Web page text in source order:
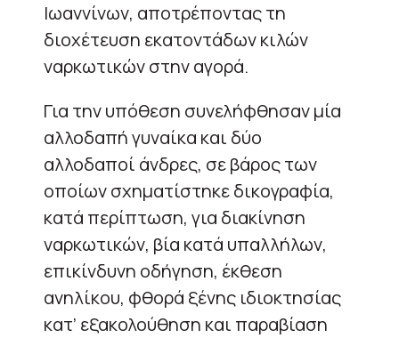
Ιωαννίνων, αποτρέποντας τη
διοχέτευση εκατοντάδων κιλών
ναρκωτικών στην αγορά.
Για την υπόθεση συνελήφθησαν μία
αλλοδαπή γυναίκα και δύο
αλλοδαποί άνδρες, σε βάρος των
οποίων σχηματίστηκε δικογραφία,
κατά περίπτωση, για διακίνηση
ναρκωτικών, βία κατά υπαλλήλων,
επικίνδυνη οδήγηση, έκθεση
ανηλίκου, φθορά ξένης ιδιοκτησίας
κατ’ εξακολούθηση και παραβίαση